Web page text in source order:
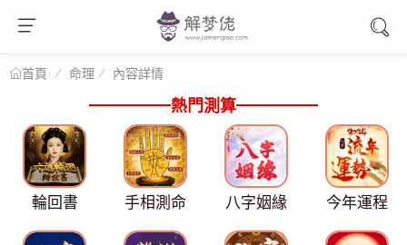
首頁 命理 內容詳情
熱門測算
輪回書 手相測命 八字姻緣 今年運程